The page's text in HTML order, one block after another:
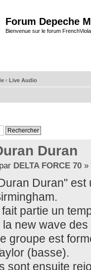
Forum Depeche
Bienvenue sur le forum
‹ Live Audio
Duran
par DELTA FORCE 70»
Duran" est
fait partie un
la new wave
groupe est
(basse).
sont ensuite